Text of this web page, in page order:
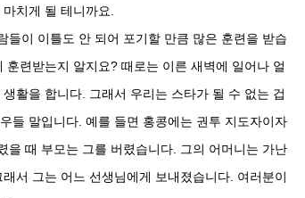
치게 될 테니까요.
들이 이틀도 안 되어 포기할 만큼 많은 훈련을 받습
련받는지 알지요? 때로는 이른 새벽에 일어나 얼
활을 합니다. 그래서 우리는 스타가 될 수 없는 겁
들 말입니다. 예를 들면 홍콩에는 권투 지도자이자
을 때 부모는 그를 버렸습니다. 그의 어머니는 가난
서 그는 어느 선생님에게 보내졌습니다. 여러분이